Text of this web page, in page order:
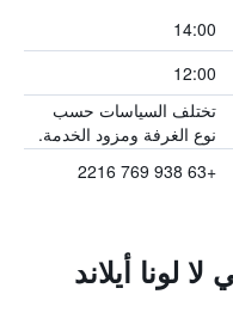
14:00
12:00
تختلف السياسات حسب
نوع الغرفة ومزود الخدمة.
+63 938 769 2216
لونا أيلاند